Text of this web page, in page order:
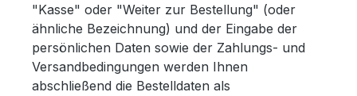
"Kasse" oder "Weiter zur Bestellung" (oder
ähnliche Bezeichnung) und der Eingabe der
persönlichen Daten sowie der Zahlungs- und
Versandbedingungen werden Ihnen
abschließend die Bestelldaten als